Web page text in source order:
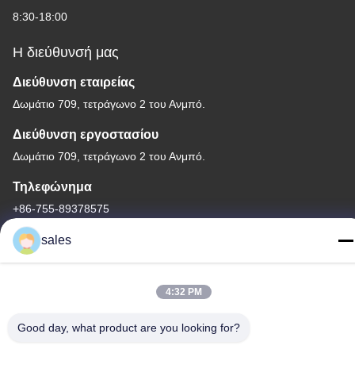
8:30-18:00
Η διεύθυνσή μας
Διεύθυνση εταιρείας
Δωμάτιο 709, τετράγωνο 2 του Ανμπό.
Διεύθυνση εργοστασίου
Δωμάτιο 709, τετράγωνο 2 του Ανμπό.
Τηλεφώνημα
+86-755-89378575
Καλή ποιότητα της Κίνας Ηλιακός ελεγκτής δαπανών PWM
Προμηθευτής. Πνευματικά δικαιώματα © -2026 Shenzhen Melin
sales
4:32 PM
Good day, what product are you looking for?